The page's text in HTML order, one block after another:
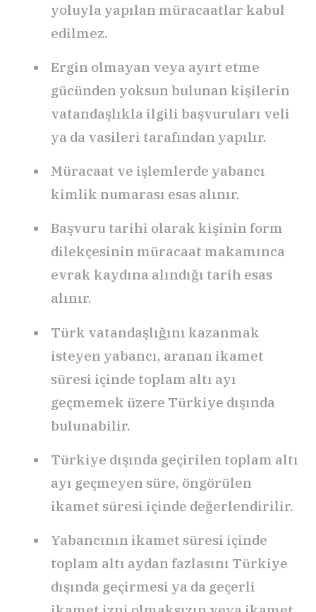
yoluyla yapılan müracaatlar kabul
edilmez.
Ergin olmayan veya ayırt etme
gücünden yoksun bulunan kişilerin
vatandaşlıkla ilgili başvuruları veli
ya da vasileri tarafından yapılır.
Müracaat ve işlemlerde yabancı
kimlik numarası esas alınır.
Başvuru tarihi olarak kişinin form
dilekçesinin müracaat makamınca
evrak kaydına alındığı tarih esas
alınır.
Türk vatandaşlığını kazanmak
isteyen yabancı, aranan ikamet
süresi içinde toplam altı ayı
geçmemek üzere Türkiye dışında
bulunabilir.
Türkiye dışında geçirilen toplam altı
ayı geçmeyen süre, öngörülen
ikamet süresi içinde değerlendirilir.
Yabancının ikamet süresi içinde
toplam altı aydan fazlasını Türkiye
dışında geçirmesi ya da geçerli